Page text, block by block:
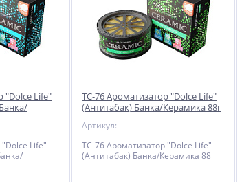
"Dolce Life"
Life"
TC-76 Ароматизатор "Dolce Life"
(Антитабак) Банка/Керамика 88г
Артикул: -
TC-76 Ароматизатор "Dolce Life"
(Антитабак) Банка/Керамика 88г